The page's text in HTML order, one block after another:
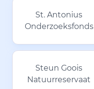
St. Antonius
Onderzoeksfonds
Steun Goois
Natuurreservaat